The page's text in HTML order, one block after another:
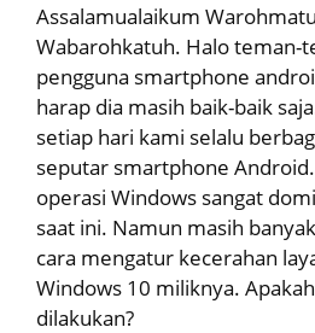
Assalamualaikum
Wabarohkatuh. Halo teman-
pengguna smartphone
harap dia masih baik-baik
setiap hari kami selalu
seputar smartphone
operasi Windows sangat
saat ini. Namun masih
cara mengatur kecerahan
Windows 10 miliknya.
dilakukan?